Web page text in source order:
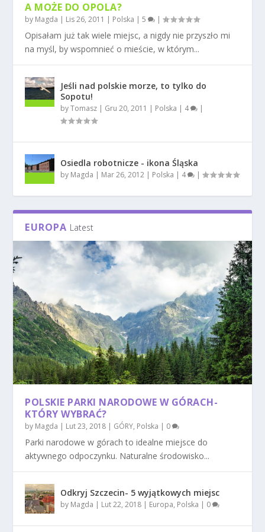
A MOŻE DO OPOLA?
by Magda Lis 26, 2011 Polska |5 |
Opisałam już tak wiele miejsc, a nigdy nie przyszło mi
na myśl, by wspomnieć o mieście, w którym...
Jeśli nad polskie morze, to tylko do
Sopotu!
byTomasz Gru 20, 2011 Polska 4
Osiedla robotnicze - ikona Śląska
by Magda Mar 26, 2012 Polska 4 |
EUROPA Latest
POLSKIE PARKI NARODOWE W GÓRACH-
KTÓRY WYBRAĆ?
by Magda | Lut 23, 2018 | GÓRY, Polska | 0
Parki narodowe w górach to idealne miejsce do
aktywnego odpoczynku. Naturalne środowisko...
Odkryj Szczecin- 5 wyjątkowych miejsc
by Magda | Lut 22, 2018 | Europa, Polska | 0